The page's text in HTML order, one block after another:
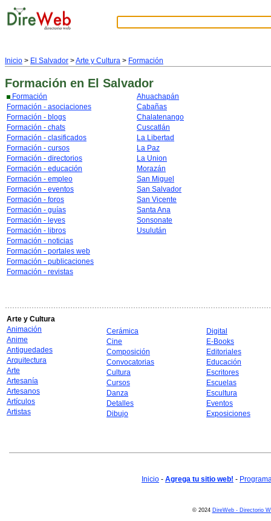
Inicio > El Salvador >Arte y Cultura > Formación
Formación en El Salvador
Formación
Formación - asociaciones
Formación - blogs
Formación - chats
Formación - clasificados
Formación - cursos
Formación - directorios
Formación - educación
Formación - empleo
Formación - eventos
Formación - foros
Formación - guías
Formación - leyes
Formación - libros
Formación - noticias
Formación - portales web
Formación - publicaciones
Formación - revistas
Ahuachapán
Cabañas
Chalatenango
Cuscatlán
La Libertad
La Paz
La Union
Morazán
San Miguel
San Salvador
San Vicente
Santa Ana
Sonsonate
Usulután
Arte y Cultura
Animación
Anime
Antiguedades
Arquitectura
Arte
Artesanía
Artesanos
Artículos
Artistas
Cerámica
Cine
Composición
Convocatorias
Cultura
Cursos
Danza
Detalles
Dibujo
Digital
E-Books
Editoriales
Educación
Escritores
Escuelas
Escultura
Eventos
Exposiciones
Inicio - Agrega tu sitio web! -
© 2024 DireWeb - Directorio